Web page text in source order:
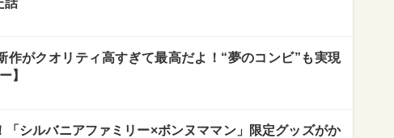
話
作がクオリティ高すぎて最高だよ！“夢のコンビ”も実現
】
「シルバニアファミリー×ボンヌママン」限定グッズがか